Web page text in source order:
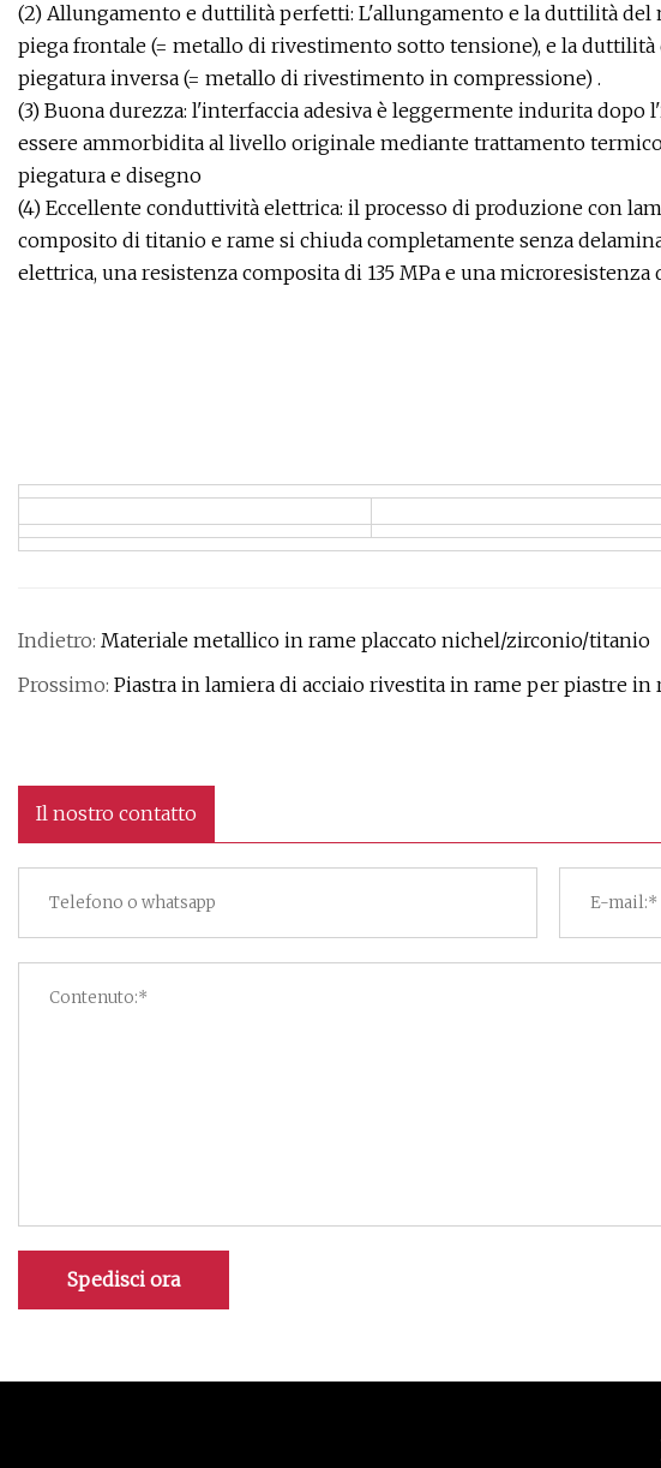
(2) Allungamento e duttilità perfetti: L'allungamento e la duttilità
piega frontale (= metallo di rivestimento sotto tensione), e la
piegatura inversa (= metallo di rivestimento in compressione) .
(3) Buona durezza: l'interfaccia adesiva è leggermente indurita
essere ammorbidita al livello originale mediante trattamento
piegatura e disegno
(4) Eccellente conduttività elettrica: il processo di produzione con
composito di titanio e rame si chiuda completamente senza
elettrica, una resistenza composita di 135 MPa e una microresistenza
Indietro: Materiale metallico in rame placcato nichel/zirconio/titanio
Prossimo: Piastra in lamiera di acciaio rivestita in rame per piastre
Il nostro contatto
Spedisci ora